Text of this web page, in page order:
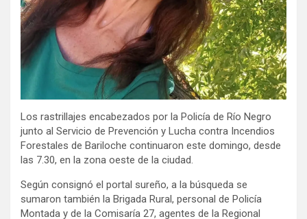
Los rastrillajes encabezados por la Policía de Río Negro
junto al Servicio de Prevención y Lucha contra Incendios
Forestales de Bariloche continuaron este domingo, desde
las 7.30, en la zona oeste de la ciudad.
Según consignó el portal sureño, a la búsqueda se
sumaron también la Brigada Rural, personal de Policía
Montada y de la Comisaría 27, agentes de la Regional